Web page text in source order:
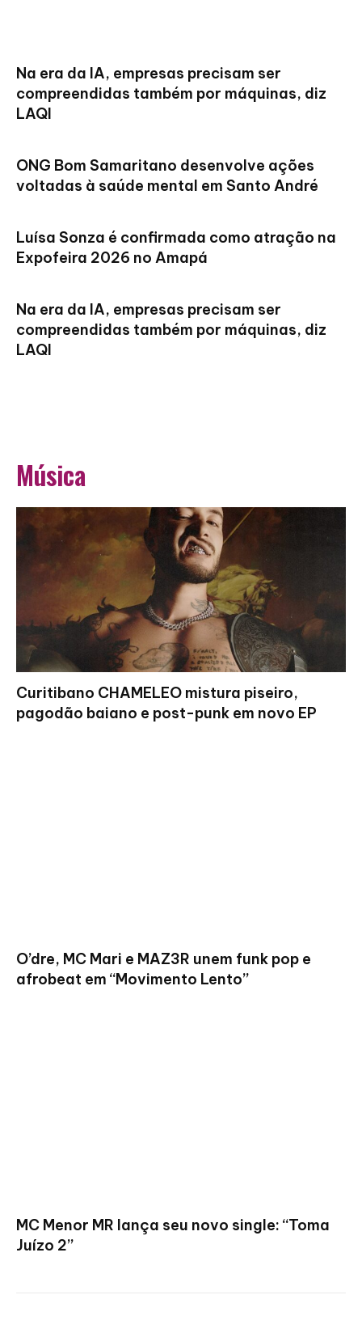
Na era da IA, empresas precisam ser
compreendidas também por máquinas, diz
LAQI
ONG Bom Samaritano desenvolve ações
voltadas à saúde mental em Santo André
Luísa Sonza é confirmada como atração na
Expofeira 2026 no Amapá
Na era da IA, empresas precisam ser
compreendidas também por máquinas, diz
LAQI
Música
Curitibano CHAMELEO mistura piseiro,
pagodão baiano e post-punk em novo EP
O’dre, MC Mari e MAZ3R unem funk pop e
afrobeat em “Movimento Lento”
MC Menor MR lança seu novo single: “Toma
Juízo 2”